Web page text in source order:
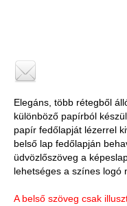
Elegáns, több rétegből
különböző papírból
papír fedőlapját lézerrel
belső lap fedőlapján
üdvözlőszöveg a
lehetséges a színes logó
A belső szöveg csak